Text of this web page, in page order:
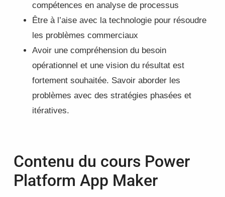
compétences en analyse de processus
Être à l’aise avec la technologie pour résoudre
les problèmes commerciaux
Avoir une compréhension du besoin
opérationnel et une vision du résultat est
fortement souhaitée. Savoir aborder les
problèmes avec des stratégies phasées et
itératives.
Contenu du cours Power
Platform App Maker